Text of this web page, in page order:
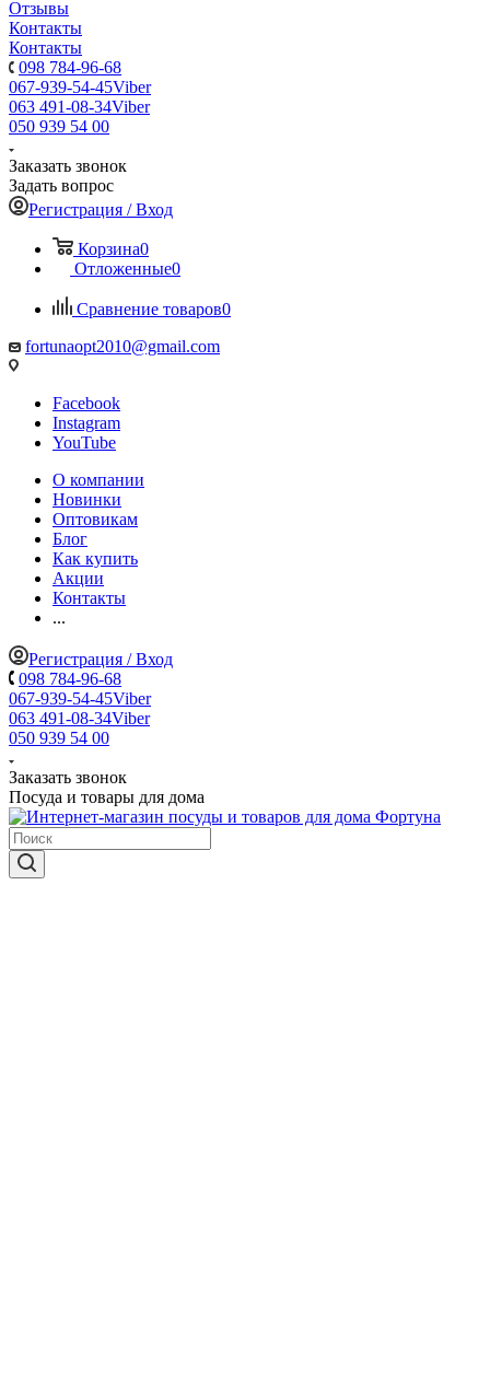
Отзывы
Контакты
Контакты
098 784-96-68
067-939-54-45Viber
063 491-08-34Viber
050 939 54 00
Заказать звонок
Задать вопрос
Регистрация / Вход
Корзина0
Отложенные0
Сравнение товаров0
fortunaopt2010@gmail.com
Facebook
Instagram
YouTube
О компании
Новинки
Оптовикам
Блог
Как купить
Акции
Контакты
...
Регистрация / Вход
098 784-96-68
067-939-54-45Viber
063 491-08-34Viber
050 939 54 00
Заказать звонок
Посуда и товары для дома